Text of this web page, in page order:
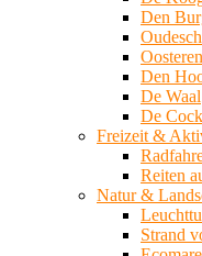
Den
Den
De Waal
De
Freizeit &
Reiten
Natur &
Strand